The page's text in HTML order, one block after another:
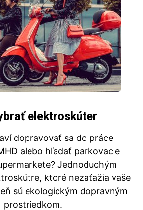
elektroskúter
dopravovať sa do práce
alebo hľadať parkovacie
Jednoduchým
ktoré nezaťažia vaše
sú ekologickým dopravným
prostriedkom.